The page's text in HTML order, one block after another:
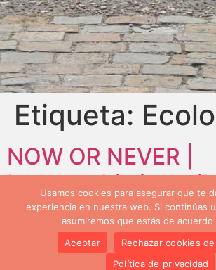
Etiqueta:
NOW OR NEVER |
Intercambio juvenil
Turquia.
«Now or Never» es un intercambio
Usamos cookies para asegurar que te
experiencia en nuestra web. Si continúas
asumiremos que estás de acuerdo
Aceptar
Rechazar cookies
Política de privacidad